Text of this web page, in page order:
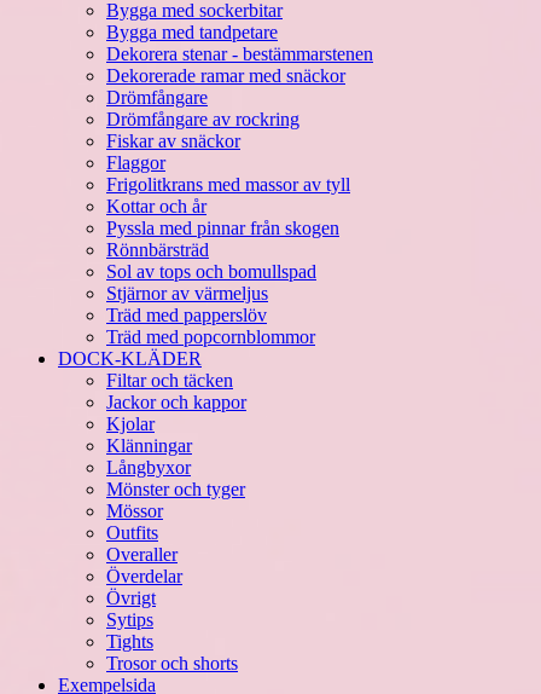
Bygga med sockerbitar
Bygga med tandpetare
Dekorera stenar - bestämmarstenen
Dekorerade ramar med snäckor
Drömfångare
Drömfångare av rockring
Fiskar av snäckor
Flaggor
Frigolitkrans med massor av tyll
Kottar och år
Pyssla med pinnar från skogen
Rönnbärsträd
Sol av tops och bomullspad
Stjärnor av värmeljus
Träd med papperslöv
Träd med popcornblommor
DOCK-KLÄDER
Filtar och täcken
Jackor och kappor
Kjolar
Klänningar
Långbyxor
Mönster och tyger
Mössor
Outfits
Overaller
Överdelar
Övrigt
Sytips
Tights
Trosor och shorts
Exempelsida